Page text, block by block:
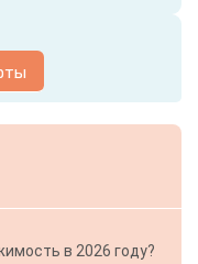
в 2026 году?